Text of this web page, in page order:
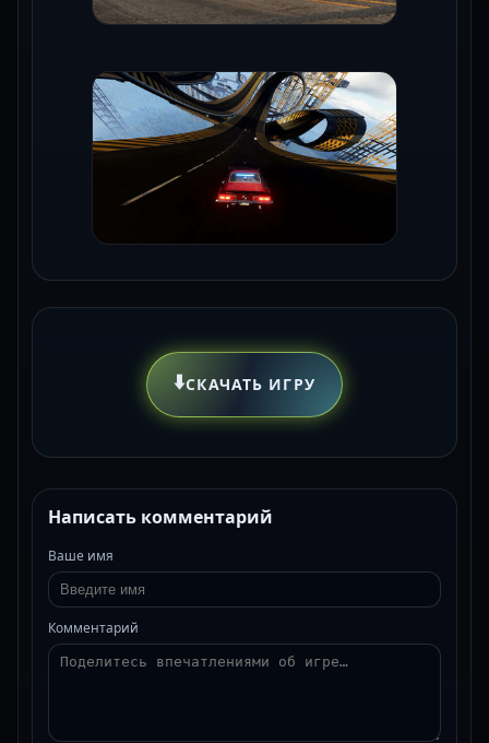
⬇️СКАЧАТЬ ИГРУ
Написать комментарий
Ваше имя
Комментарий